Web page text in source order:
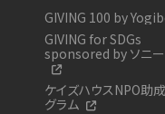
GIVING 100 by
GIVING for SDGs
sponsored by ソニ
ケイズハウスNPO助
グラム